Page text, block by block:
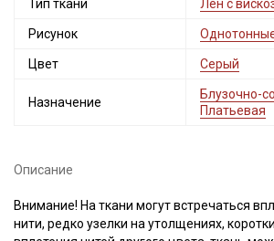
Тип ткани Лен с
Рисунок
Цвет Серый
Назначение
Блузочно-
Платьевая
Описание
Внимание! На ткани могут встречаться
нити, редко узелки на утолщениях,